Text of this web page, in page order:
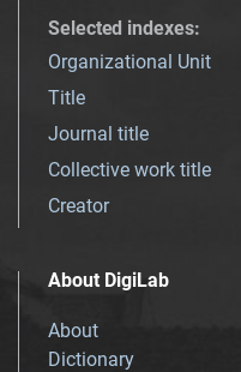
Selected indexes:
Organizational Unit
Title
Journal title
Collective work title
Creator
About DigiLab
About
Dictionary